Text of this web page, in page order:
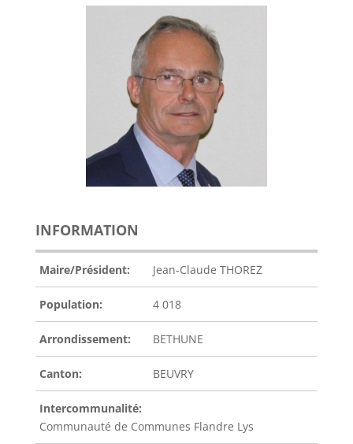
INFORMATION
Maire/Président: Jean-Claude THOREZ
Population: 4 018
Arrondissement: BETHUNE
Canton: BEUVRY
Intercommunalité:
Communauté de Communes Flandre Lys